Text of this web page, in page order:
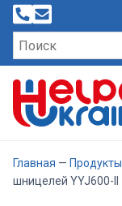
Главная — Продукты
шницелей YYJ600-II